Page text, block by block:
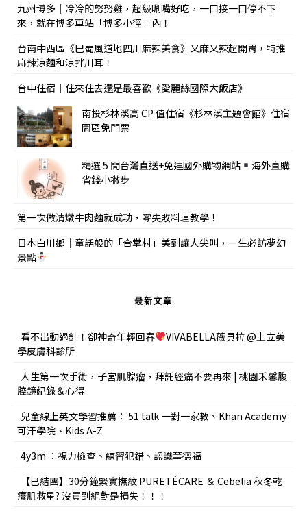
九州博多｜冷冷的努努雞，超級唰嘴好吃，一口接一口停不下
來，就在博多車站「博多小徑」內！
台南中西區《巴蜀風道地四川麻辣美食》又麻又辣超開胃，特推
麻辣涼麵和涼拌川耳！
台中住宿｜住來住去還是最喜歡《愛麗絲國際大飯店》
南投杉林溪高 CP 值住宿《杉林溪主題會館》住宿
園區免門票
精選 5 間台灣直送+免運國外購物網站
海外直購
省錢小撇步
第一次做清燉牛肉麵就成功，零失敗料理教學！
日本白川鄉｜童話般的「合掌村」美到讓人尖叫，一生必訪夢幻
景點
最新文章
看不出動過針！卻神奇年輕回春
VIVABELLA薇貝拉 @上立美
學皮膚科診所
人生第一次手術，子宮肌腺瘤，拜託經痛不要再來 | 桃園禾馨腹
腔鏡紀錄＆心得
兒童線上英文學習推薦： 51 talk 一對一家教、Khan Academy
可汗學院、Kids A-Z
4y3m ：視力檢查、練習犯錯、認識華德福
【已結團】30分鐘緊實撫紋 PURETÉCARE ＆ Cebelia 秋冬乾
癢肌救星? 沒買到絕對是損失！！！